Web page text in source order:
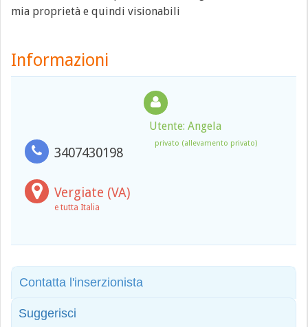
mia proprietà e quindi visionabili
Informazioni
3407430198
Utente: Angela
privato (allevamento privato)
Vergiate (VA)
e tutta Italia
Contatta l'inserzionista
Suggerisci